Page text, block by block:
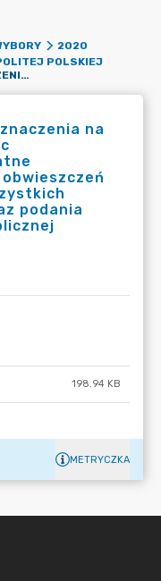
2020
POLSKIEJ
ZARZĄDZENIE W SPRAWIE WYZNACZENIA NA TERENIE GMINY LUBAŃ MIEJSC PRZEZNACZONYCH NA BEZPŁATNE UMIESZCZANIE URZĘDOWYCH OBWIESZCZEŃ WYBORCZYCH I PLAKATÓW WSZYSTKICH KOMITETÓW WYBORCZYCH ORAZ PODANIA WYKAZU TYCH MIEJSC DO PUBLICZNEJ WIADOMOŚCI
na
podania
198.94 KB
METRYCZKA